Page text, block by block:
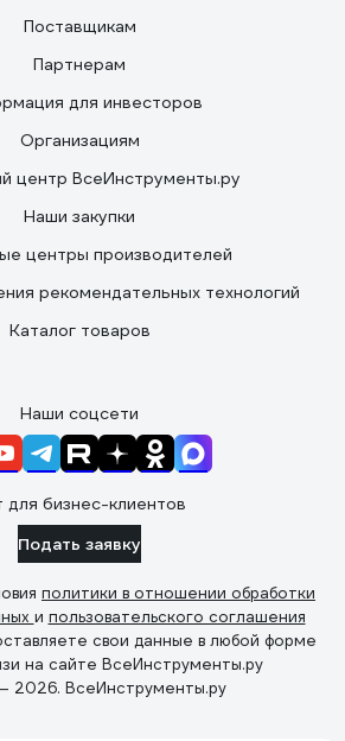
Поставщикам
Партнерам
для инвесторов
Организациям
центр ВсеИнструменты.ру
Наши закупки
центры производителей
рекомендательных технологий
Каталог товаров
Наши соцсети
для бизнес-клиентов
Подать заявку
политики в отношении обработки
и пользовательского соглашения
свои данные в любой форме
на сайте ВсеИнструменты.ру
2026. ВсеИнструменты.ру